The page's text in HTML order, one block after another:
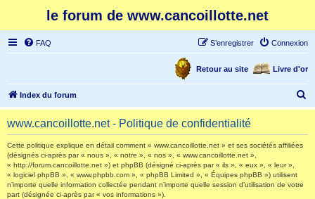
le forum de www.cancoillotte.net
FAQ Connexion
S’enregistrer
Livre d'or
Retour au site
Index du forum
e
www.cancoillotte.net - Politique de confidentialité
Cette politique explique en détail comment « www.cancoillotte.net » et ses sociétés affiliées
(désignés ci-après par « nous », « notre », « nos », « www.cancoillotte.net »,
« http://forum.cancoillotte.net ») et phpBB (désigné ci-après par « ils », « eux », « leur »,
« logiciel phpBB », « www.phpbb.com », « phpBB Limited », « Équipes phpBB ») utilisent
n’importe quelle information collectée pendant n’importe quelle session d’utilisation de votre
part (désignée ci-après par « vos informations »).